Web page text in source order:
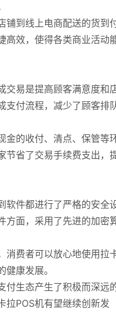
铺到线上电商配送的货到
高效，使得各类商业活动
交易是提高顾客满意度和
支付流程，减少了顾客排
金的收付、清点、保管等
节省了交易手续费支出，
软件都进行了严格的安全
方面，采用了先进的加密
消费者可以放心地使用拉
康发展。
付生态产生了积极而深远
拉POS机有望继续创新发